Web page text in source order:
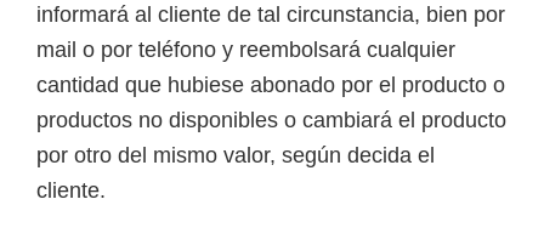
informará al cliente de tal circunstancia, bien por
mail o por teléfono y reembolsará cualquier
cantidad que hubiese abonado por el producto o
productos no disponibles o cambiará el producto
por otro del mismo valor, según decida el
cliente.